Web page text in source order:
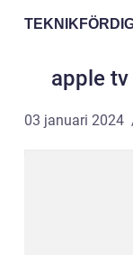
apple
03 januari 2024